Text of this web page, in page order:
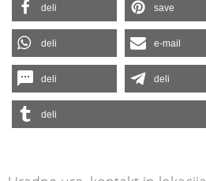
deli save
deli e-mail
deli deli
deli